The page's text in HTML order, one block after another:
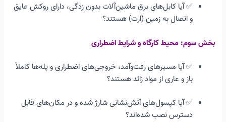
✅ آیا کابل‌های برق ماشین‌آلات بدون زدگی، دارای روکش عایق
و اتصال به زمین (ارت) هستند؟
بخش سوم: محیط کارگاه و شرایط اضطراری
✅ آیا مسیرهای رفت‌وآمد، خروجی‌های اضطراری و پله‌ها کاملاً
باز و عاری از مواد زائد هستند؟
✅ آیا کپسول‌های آتش‌نشانی شارژ شده و در مکان‌های قابل
دسترس نصب شده‌اند؟